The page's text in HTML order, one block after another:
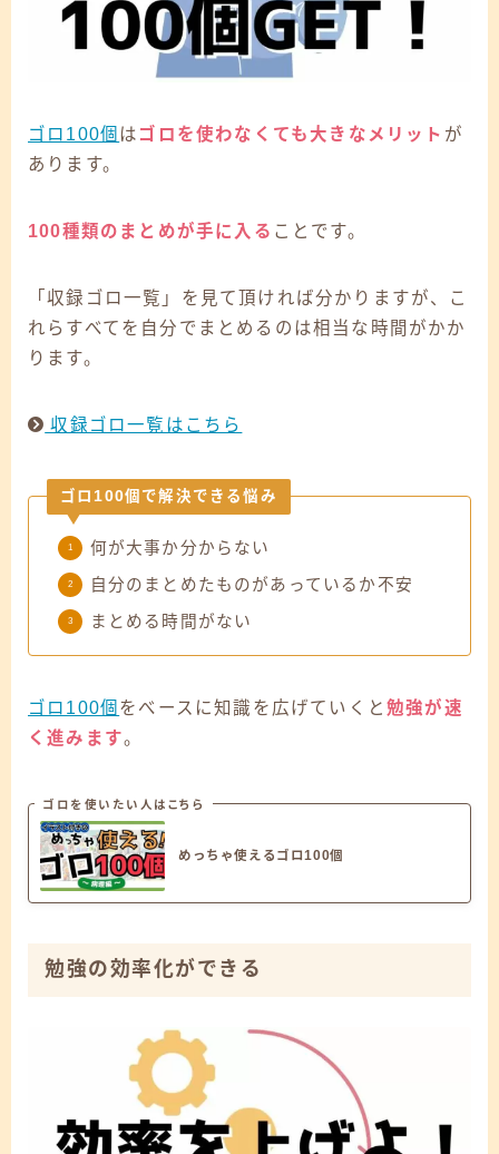
ゴロ100個 は ゴロを使わなくても大きなメリット が
あります。
100種類のまとめが手に入る ことです。
「収録ゴロ一覧」を見て頂ければ分かりますが、こ
れらすべてを自分でまとめるのは相当な時間がかか
ります。
収録ゴロ一覧はこちら
ゴロ100個で解決できる悩み
何が大事か分からない
自分のまとめたものがあっているか不安
まとめる時間がない
ゴロ100個 をべースに知識を広げていくと勉強が速
く進みます。
ゴロを使いたい人はこちら
めっちゃ使えるゴロ100個
勉強の効率化ができる